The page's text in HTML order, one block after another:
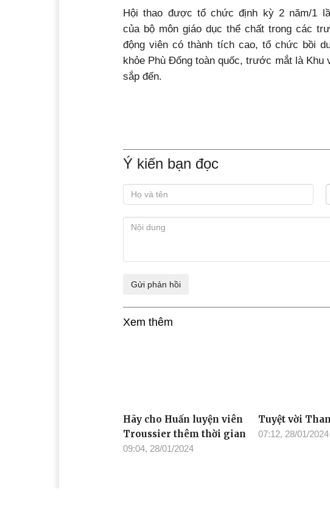
Hội thao được tổ chức định kỳ 2 năm/1
của bộ môn giáo dục thể chất trong các
động viên có thành tích cao, tổ chức bồi
khỏe Phù Đổng toàn quốc, trước mắt là
sắp đến.
Ý kiến bạn đọc
Xem thêm
Hãy cho Huấn luyện viên
Troussier thêm thời gian
09:04, 28/01/2024
Tuyệt vời
07:12, 28/01/2024